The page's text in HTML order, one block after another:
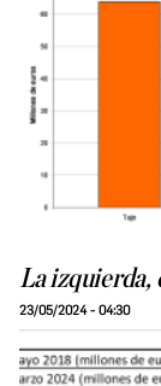
La izquierda,
23/05/2024 - 04:30